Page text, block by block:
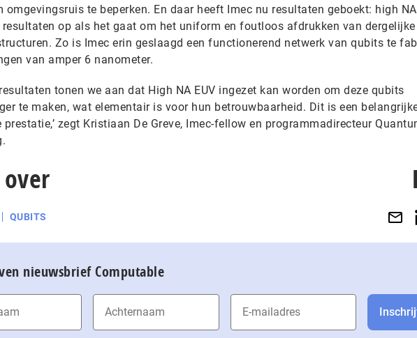
omgevingsruis te beperken. En daar heeft Imec nu resultaten geboekt: high
resultaten op als het gaat om het uniform en foutloos afdrukken van dergelijke
Zo is Imec erin geslaagd een functionerend netwerk van qubits te
van amper 6 nanometer.
tonen we aan dat High NA EUV ingezet kan worden om deze qubits
te maken, wat elementair is voor hun betrouwbaarheid. Dit is een
zegt Kristiaan De Greve, Imec-fellow en programmadirecteur
QUBITS
nieuwsbrief Computable